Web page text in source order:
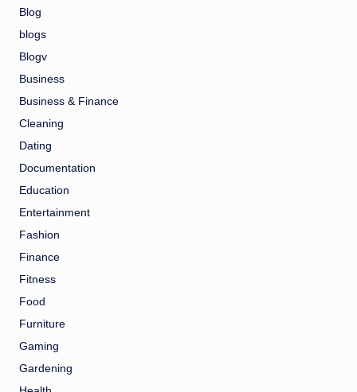
Blog
blogs
Blogv
Business
Business & Finance
Cleaning
Dating
Documentation
Education
Entertainment
Fashion
Finance
Fitness
Food
Furniture
Gaming
Gardening